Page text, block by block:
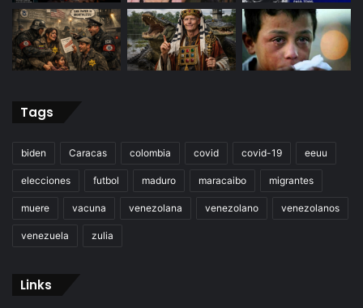
Tags
biden Caracas colombia covid covid-19 eeuu
elecciones futbol maduro maracaibo migrantes
muere vacuna venezolana venezolano venezolanos
venezuela zulia
Links